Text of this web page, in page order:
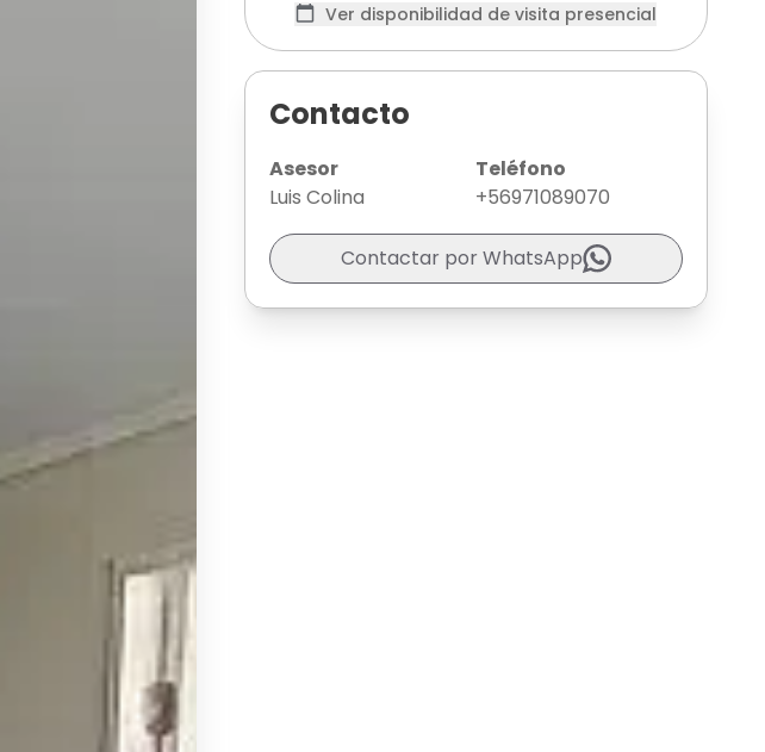
Ver disponibilidad de visita presencial
Contacto
Asesor
Luis Colina
Teléfono
+56971089070
Contactar por WhatsApp